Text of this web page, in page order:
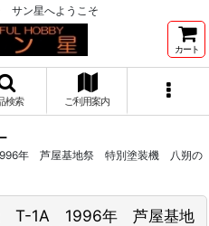
サン星へようこそ
カート
検索 ご利用案内
年 芦屋基地祭 特別塗装機 八朔の
T-1A 1996年 芦屋基地